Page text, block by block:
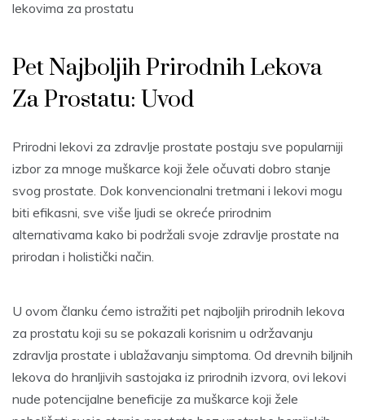
lekovima za prostatu
Pet Najboljih Prirodnih Lekova
Za Prostatu: Uvod
Prirodni lekovi za zdravlje prostate postaju sve popularniji
izbor za mnoge muškarce koji žele očuvati dobro stanje
svog prostate. Dok konvencionalni tretmani i lekovi mogu
biti efikasni, sve više ljudi se okreće prirodnim
alternativama kako bi podržali svoje zdravlje prostate na
prirodan i holistički način.
U ovom članku ćemo istražiti pet najboljih prirodnih lekova
za prostatu koji su se pokazali korisnim u održavanju
zdravlja prostate i ublažavanju simptoma. Od drevnih biljnih
lekova do hranljivih sastojaka iz prirodnih izvora, ovi lekovi
nude potencijalne beneficije za muškarce koji žele